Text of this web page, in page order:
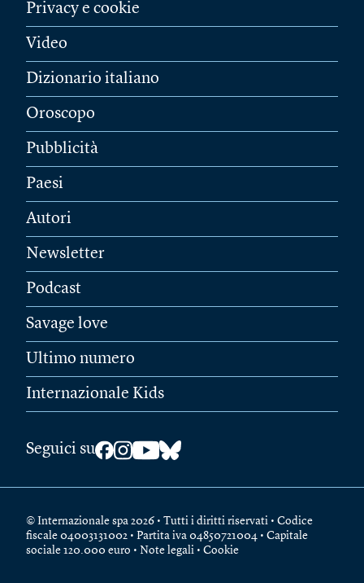
Privacy e cookie
Video
Dizionario italiano
Oroscopo
Pubblicità
Paesi
Autori
Newsletter
Podcast
Savage love
Ultimo numero
Internazionale Kids
Seguici su
© Internazionale spa 2026 • Tutti i diritti riservati • Codice
fiscale 04003131002 • Partita iva 04850721004 • Capitale
sociale 120.000 euro • Note legali • Cookie